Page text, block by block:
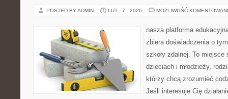
POSTED BY ADMIN LUT - 7 - 2026 MOŻLIWOŚĆ
nasza platforma
zbiera doświadczenia o
szkoły zdalnej. To
dzieciach i młodzieży,
którzy chcą zrozumieć
Jeśli interesuje Cię